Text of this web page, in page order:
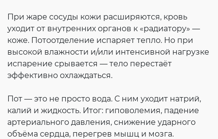
При жаре сосуды кожи расширяются, кровь
уходит от внутренних органов к «радиатору» —
коже. Потоотделение испаряет тепло. Но при
высокой влажности и/или интенсивной нагрузке
испарение срывается — тело перестаёт
эффективно охлаждаться.
Пот — это не просто вода. С ним уходит натрий,
калий и жидкость. Итог: гиповолемия, падение
артериального давления, снижение ударного
объёма сердца, перегрев мышц и мозга.